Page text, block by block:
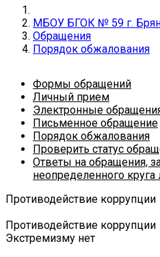
МБОУ БГОК № 59 г.
Обращения
Порядок обжалования
Формы обращений
Личный прием
Электронные
Письменное обращение
Порядок обжалования
Проверить статус
Ответы на обращения,
неопределенного круга
Противодействие коррупции
Противодействие коррупции
Экстремизму нет